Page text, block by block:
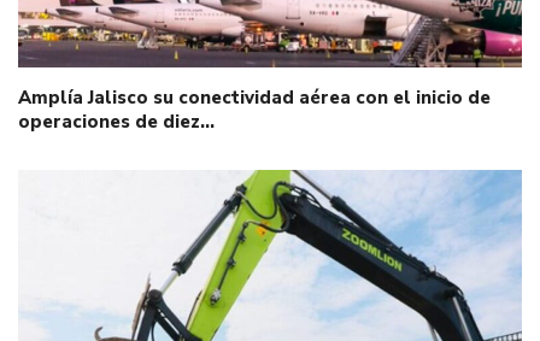
Amplía Jalisco su conectividad aérea con el inicio de
operaciones de diez…